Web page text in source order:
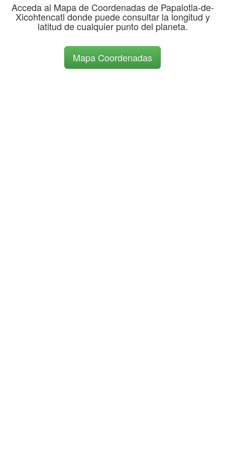
Acceda al Mapa de Coordenadas de Papalotla-de-
Xicohtencatl donde puede consultar la longitud y
latitud de cualquier punto del planeta.
Mapa Coordenadas